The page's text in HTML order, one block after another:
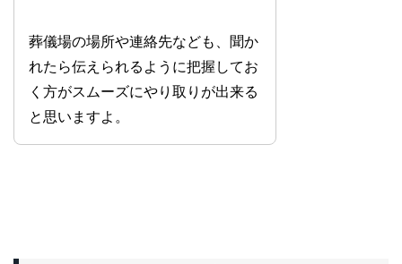
葬儀場の場所や連絡先なども、聞か
れたら伝えられるように把握してお
く方がスムーズにやり取りが出来る
と思いますよ。